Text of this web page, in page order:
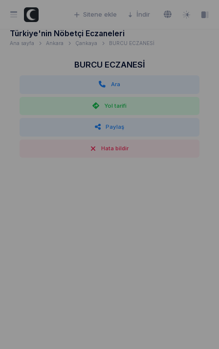
Sitene ekle İndir
Türkiye'nin Nöbetçi Eczaneleri
Ana sayfa Ankara Çankaya BURCU ECZANESİ
BURCU ECZANESİ
Ara
Yol tarifi
Paylaş
Hata bildir